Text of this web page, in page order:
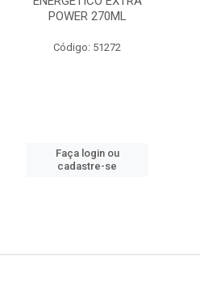
POWER 270ML
Código: 51272
Faça login ou
cadastre-se